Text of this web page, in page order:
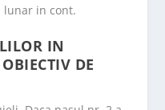
in cont.
IN
DE